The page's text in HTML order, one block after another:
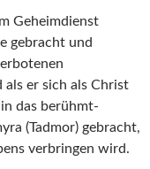
Geheimdienst
gebracht und
als er sich als Christ
das berühmt-
(Tadmor) gebracht,
verbringen wird.